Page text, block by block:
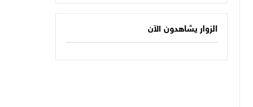
الزوار يشاهدون الآن